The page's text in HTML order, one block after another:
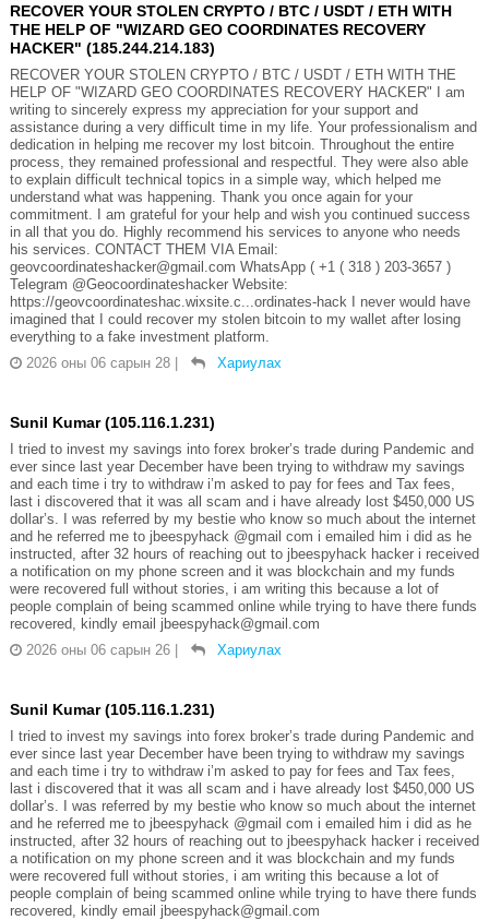
RECOVER YOUR STOLEN CRYPTO / BTC / USDT / ETH WITH
THE HELP OF "WIZARD GEO COORDINATES RECOVERY
HACKER" (185.244.214.183)
RECOVER YOUR STOLEN CRYPTO / BTC / USDT / ETH WITH THE
HELP OF "WIZARD GEO COORDINATES RECOVERY HACKER" I am
writing to sincerely express my appreciation for your support and
assistance during a very difficult time in my life. Your professionalism and
dedication in helping me recover my lost bitcoin. Throughout the entire
process, they remained professional and respectful. They were also able
to explain difficult technical topics in a simple way, which helped me
understand what was happening. Thank you once again for your
commitment. I am grateful for your help and wish you continued success
in all that you do. Highly recommend his services to anyone who needs
his services. CONTACT THEM VIA Email:
geovcoordinateshacker@gmail.com WhatsApp ( +1 ( 318 ) 203-3657 )
Telegram @Geocoordinateshacker Website:
https://geovcoordinateshac.wixsite.c...ordinates-hack I never would have
imagined that I could recover my stolen bitcoin to my wallet after losing
everything to a fake investment platform.
2026 оны 06 сарын 28
Хариулах
Sunil Kumar (105.116.1.231)
I tried to invest my savings into forex broker’s trade during Pandemic and
ever since last year December have been trying to withdraw my savings
and each time i try to withdraw i’m asked to pay for fees and Tax fees,
last i discovered that it was all scam and i have already lost $450,000 US
dollar’s. I was referred by my bestie who know so much about the internet
and he referred me to jbeespyhack @gmail com i emailed him i did as he
instructed, after 32 hours of reaching out to jbeespyhack hacker i received
a notification on my phone screen and it was blockchain and my funds
were recovered full without stories, i am writing this because a lot of
people complain of being scammed online while trying to have there funds
recovered, kindly email jbeespyhack@gmail.com
2026 оны 06 сарын 26
Хариулах
Sunil Kumar (105.116.1.231)
I tried to invest my savings into forex broker’s trade during Pandemic and
ever since last year December have been trying to withdraw my savings
and each time i try to withdraw i’m asked to pay for fees and Tax fees,
last i discovered that it was all scam and i have already lost $450,000 US
dollar’s. I was referred by my bestie who know so much about the internet
and he referred me to jbeespyhack @gmail com i emailed him i did as he
instructed, after 32 hours of reaching out to jbeespyhack hacker i received
a notification on my phone screen and it was blockchain and my funds
were recovered full without stories, i am writing this because a lot of
people complain of being scammed online while trying to have there funds
recovered, kindly email jbeespyhack@gmail.com